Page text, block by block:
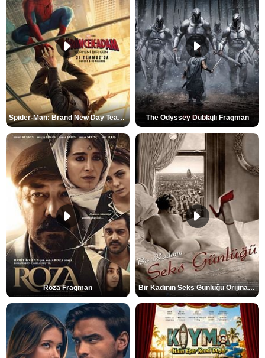
Spider-Man: Brand New Day Teaser The Odyssey Dublajlı Fragman
Roza Fragman Bir Kadının Seks Günlüğü Orijinal Fragman